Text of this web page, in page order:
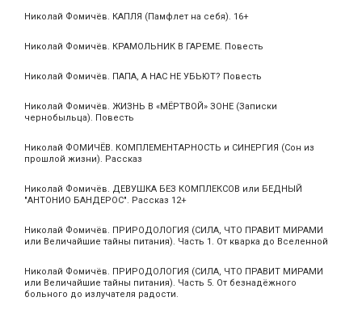
Николай Фомичёв. КАПЛЯ (Памфлет на себя). 16+
Николай Фомичёв. КРАМОЛЬНИК В ГАРЕМЕ. Повесть
Николай Фомичёв. ПАПА, А НАС НЕ УБЬЮТ? Повесть
Николай Фомичёв. ЖИЗНЬ В «МЁРТВОЙ» ЗОНЕ (Записки
чернобыльца). Повесть
Николай ФОМИЧЁВ. КОМПЛЕМЕНТАРНОСТЬ и СИНЕРГИЯ (Сон из
прошлой жизни). Рассказ
Николай Фомичёв. ДЕВУШКА БЕЗ КОМПЛЕКСОВ или БЕДНЫЙ
"АНТОНИО БАНДЕРОС". Рассказ 12+
Николай Фомичёв. ПРИРОДОЛОГИЯ (СИЛА, ЧТО ПРАВИТ МИРАМИ
или Величайшие тайны питания). Часть 1. От кварка до Вселенной
Николай Фомичёв. ПРИРОДОЛОГИЯ (СИЛА, ЧТО ПРАВИТ МИРАМИ
или Величайшие тайны питания). Часть 5. От безнадёжного
больного до излучателя радости.